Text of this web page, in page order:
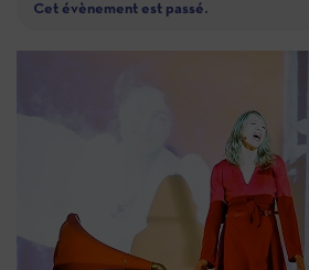
Cet évènement est passé.